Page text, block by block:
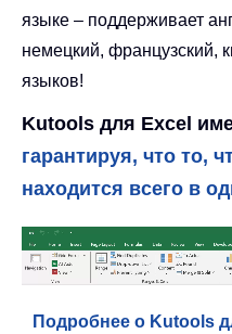
языке – поддерживает
немецкий, французский,
языков!
Kutools для Excel
гарантируя, что то,
находится всего в
Подробнее о Kutools